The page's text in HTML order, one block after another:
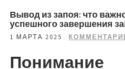
Вывод из запоя: что
успешного завершения
1 МАРТА 2025
Понимание